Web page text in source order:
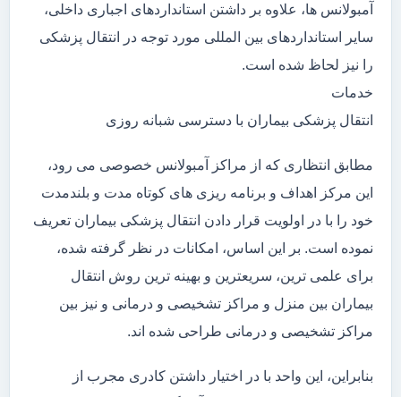
آمبولانس ها، علاوه بر داشتن استانداردهای اجباری داخلی،
سایر استانداردهای بین المللی مورد توجه در انتقال پزشکی
را نیز لحاظ شده است.
خدمات
انتقال پزشکی بیماران با دسترسی شبانه روزی
مطابق انتظاری که از مراکز آمبولانس خصوصی می رود،
این مرکز اهداف و برنامه ریزی های کوتاه مدت و بلندمدت
خود را با در اولویت قرار دادن انتقال پزشکی بیماران تعریف
نموده است. بر این اساس، امکانات در نظر گرفته شده،
برای علمی ترین، سریعترین و بهینه ترین روش انتقال
بیماران بین منزل و مراکز تشخیصی و درمانی و نیز بین
مراکز تشخیصی و درمانی طراحی شده اند.
بنابراین، این واحد با در اختیار داشتن کادری مجرب از